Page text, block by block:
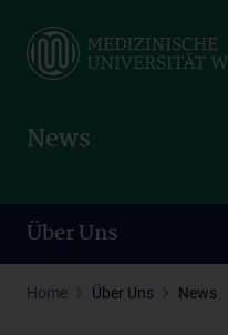
main
News
Über Uns
Home Über Uns News